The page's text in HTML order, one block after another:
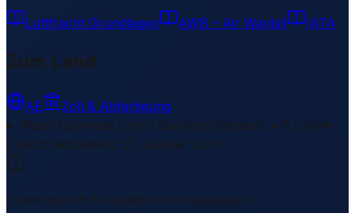
Luftfracht Grundlagen AWB – Air Waybill IATA
Zum Land
AE
Zoll & Abfertigung
Weiterführende Links1 Bereiche/Sections • 8 Links▾
Zuletzt aktualisiert: 27. Januar 2026
Inhalt geprüft & redaktionell freigegeben